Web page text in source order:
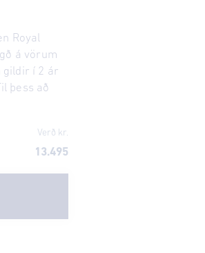
Royal
á vörum
gildir í 2 ár
þess að
Verð kr.
13.495